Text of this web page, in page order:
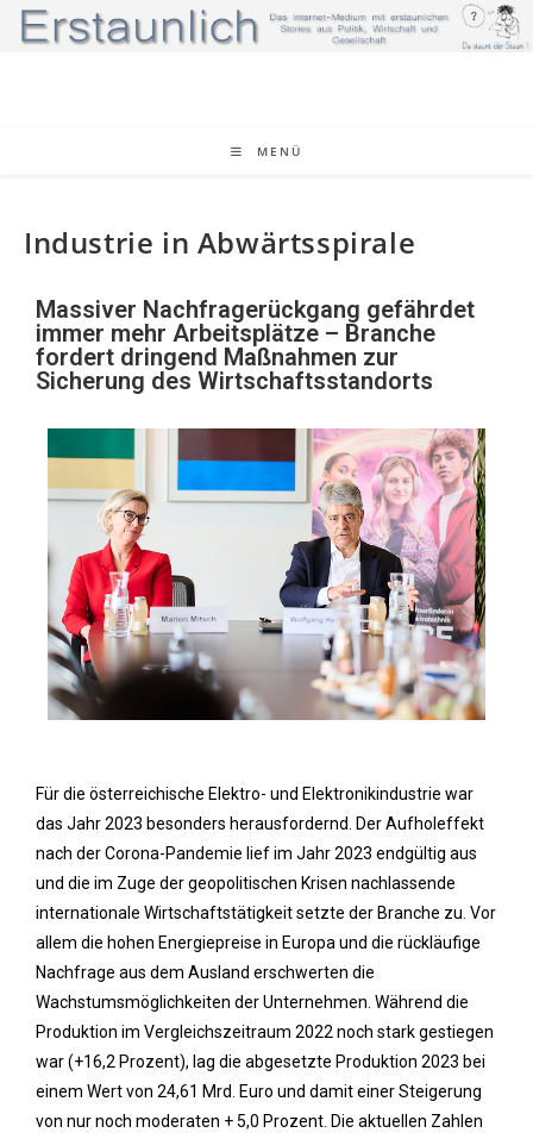
MENÜ
Industrie in Abwärtsspirale
Massiver Nachfragerückgang gefährdet
immer mehr Arbeitsplätze – Branche
fordert dringend Maßnahmen zur
Sicherung des Wirtschaftsstandorts
Für die österreichische Elektro- und Elektronikindustrie war
das Jahr 2023 besonders herausfordernd. Der Aufholeffekt
nach der Corona-Pandemie lief im Jahr 2023 endgültig aus
und die im Zuge der geopolitischen Krisen nachlassende
internationale Wirtschaftstätigkeit setzte der Branche zu. Vor
allem die hohen Energiepreise in Europa und die rückläufige
Nachfrage aus dem Ausland erschwerten die
Wachstumsmöglichkeiten der Unternehmen. Während die
Produktion im Vergleichszeitraum 2022 noch stark gestiegen
war (+16,2 Prozent), lag die abgesetzte Produktion 2023 bei
einem Wert von 24,61 Mrd. Euro und damit einer Steigerung
von nur noch moderaten + 5,0 Prozent. Die aktuellen Zahlen